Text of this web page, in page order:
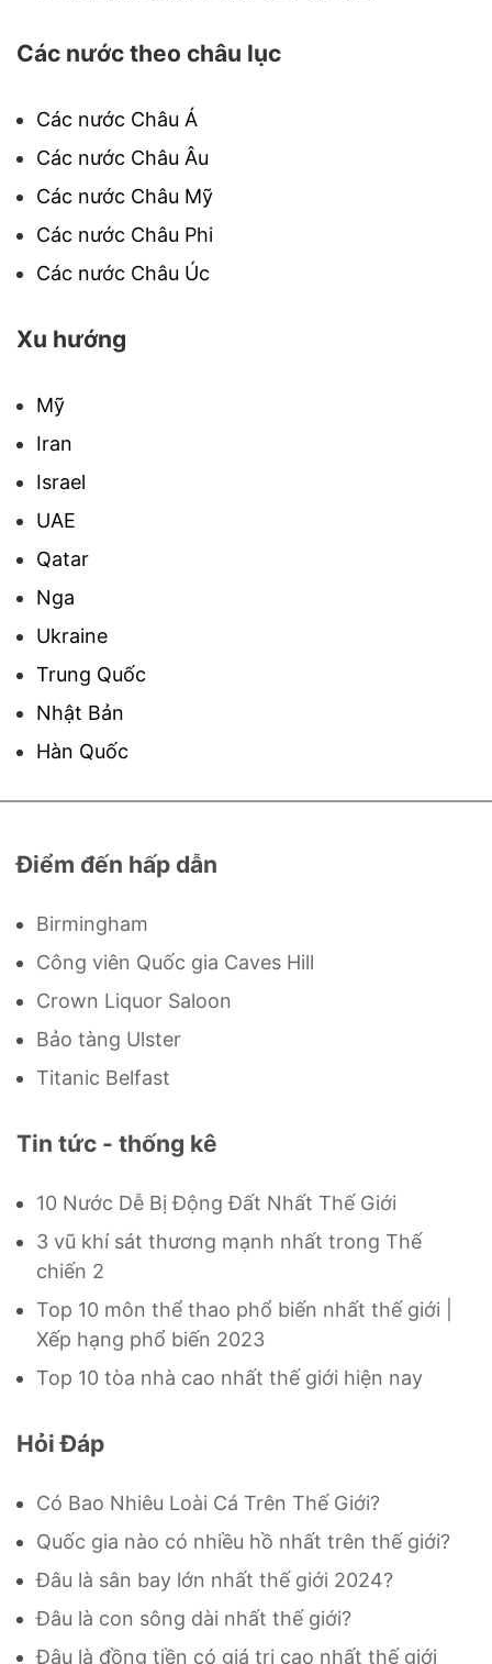
Các nước theo châu lục
Các nước Châu Á
Các nước Châu Âu
Các nước Châu Mỹ
Các nước Châu Phi
Các nước Châu Úc
Xu hướng
Mỹ
Iran
Israel
UAE
Qatar
Nga
Ukraine
Trung Quốc
Nhật Bản
Hàn Quốc
Điểm đến hấp dẫn
Birmingham
Công viên Quốc gia Caves Hill
Crown Liquor Saloon
Bảo tàng Ulster
Titanic Belfast
Tin tức - thống kê
10 Nước Dễ Bị Động Đất Nhất Thế Giới
3 vũ khí sát thương mạnh nhất trong Thế
chiến 2
Top 10 môn thể thao phổ biến nhất thế giới |
Xếp hạng phổ biến 2023
Top 10 tòa nhà cao nhất thế giới hiện nay
Hỏi Đáp
Có Bao Nhiêu Loài Cá Trên Thế Giới?
Quốc gia nào có nhiều hồ nhất trên thế giới?
Đâu là sân bay lớn nhất thế giới 2024?
Đâu là con sông dài nhất thế giới?
Đâu là đồng tiền có giá trị cao nhất thế giới